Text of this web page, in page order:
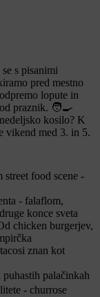
s pisanimi
pred mestno
lopute in
praznik. 🧑‍🍳
kosilo? K
vikend med 3. in 5.
food scene -
- falaflom,
konce sveta
chicken burgerjev,
znan kot
palačinkah
- churrose